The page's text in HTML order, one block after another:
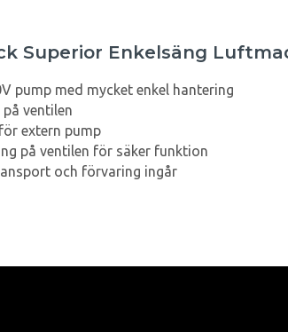
Superior Enkelsäng
pump med mycket enkel hantering
ventilen
extern pump
på ventilen för säker funktion
och förvaring ingår